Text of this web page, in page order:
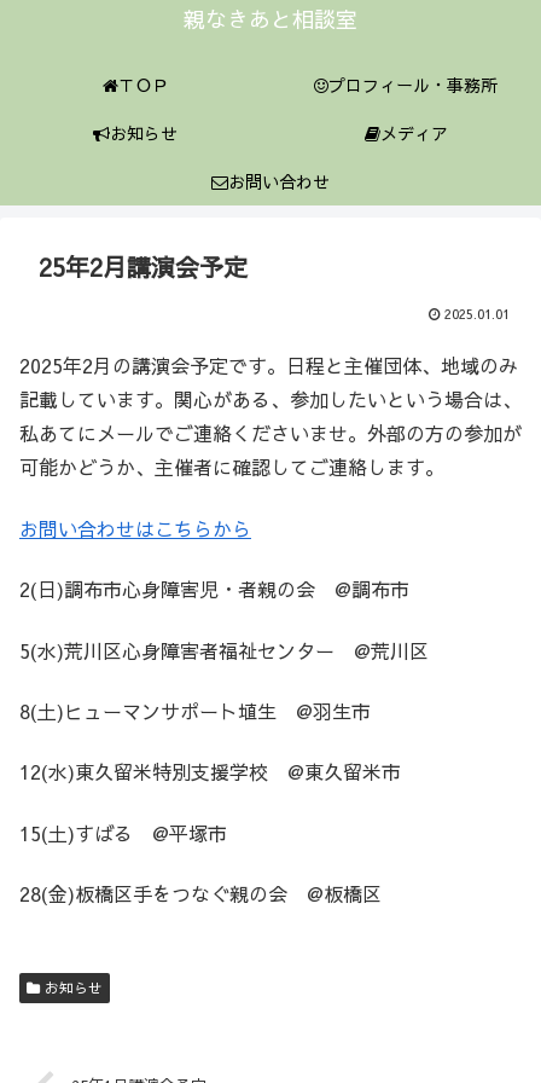
親なきあと相談室
ＴＯＰ
プロフィール・事務所
お知らせ
メディア
お問い合わせ
25年2月講演会予定
2025.01.01
2025年2月の講演会予定です。日程と主催団体、地域のみ
記載しています。関心がある、参加したいという場合は、
私あてにメールでご連絡くださいませ。外部の方の参加が
可能かどうか、主催者に確認してご連絡します。
お問い合わせはこちらから
2(日)調布市心身障害児・者親の会 @調布市
5(水)荒川区心身障害者福祉センター @荒川区
8(土)ヒューマンサポート埴生 @羽生市
12(水)東久留米特別支援学校 @東久留米市
15(土)すばる @平塚市
28(金)板橋区手をつなぐ親の会 @板橋区
お知らせ